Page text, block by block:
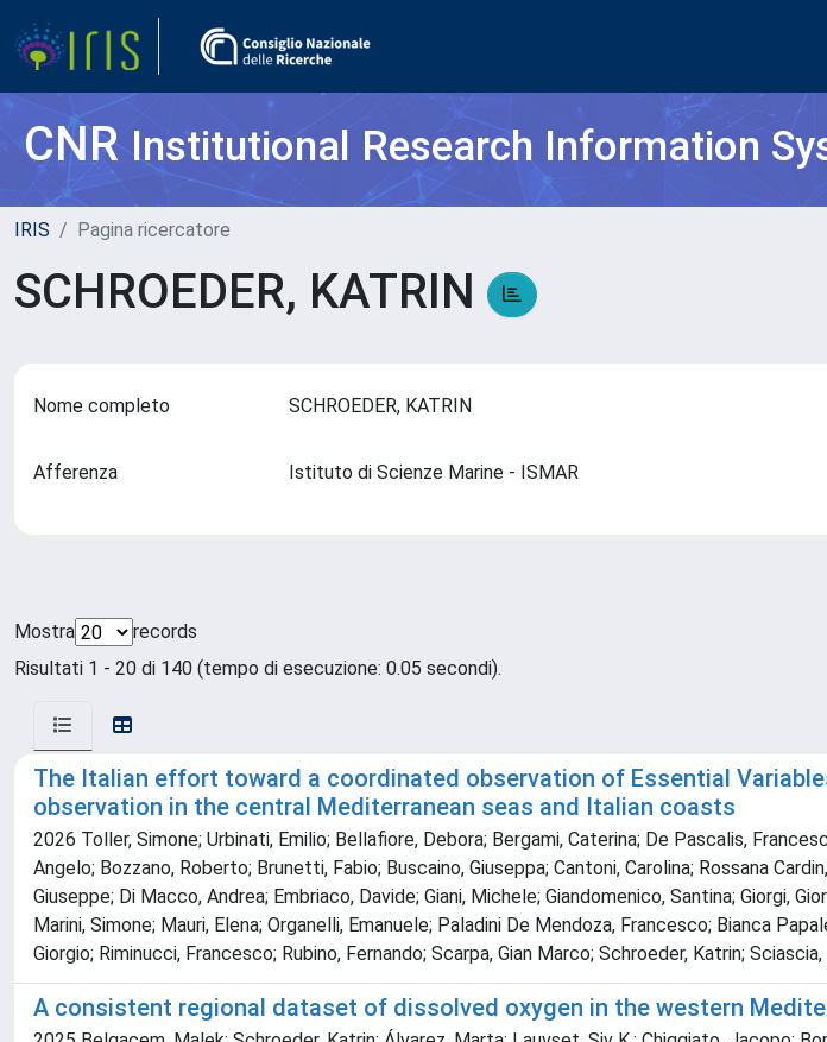
CNRInstitutional Research Information
IRIS Pagina ricercatore
SCHROEDER, KATRIN
Nome completo SCHROEDER, KATRIN
Afferenza Istituto di Scienze Marine - ISMAR
Mostra
records
Risultati 1 - 20 di 140 (tempo di esecuzione: 0.05 secondi).
The Italian effort toward a coordinated observation of Essential
observation in the central Mediterranean seas and Italian coasts
2026 Toller, Simone; Urbinati, Emilio; Bellafiore, Debora; Bergami, Caterina; De Pascalis,
Angelo; Bozzano, Roberto; Brunetti, Fabio; Buscaino, Giuseppa; Cantoni, Carolina; Rossana
Giuseppe; Di Macco, Andrea; Embriaco, Davide; Giani, Michele; Giandomenico, Santina; Giorgi,
Marini, Simone; Mauri, Elena; Organelli, Emanuele; Paladini De Mendoza, Francesco; Bianca
Giorgio; Riminucci, Francesco; Rubino, Fernando; Scarpa, Gian Marco; Schroeder, Katrin;
A consistent regional dataset of dissolved oxygen in the western